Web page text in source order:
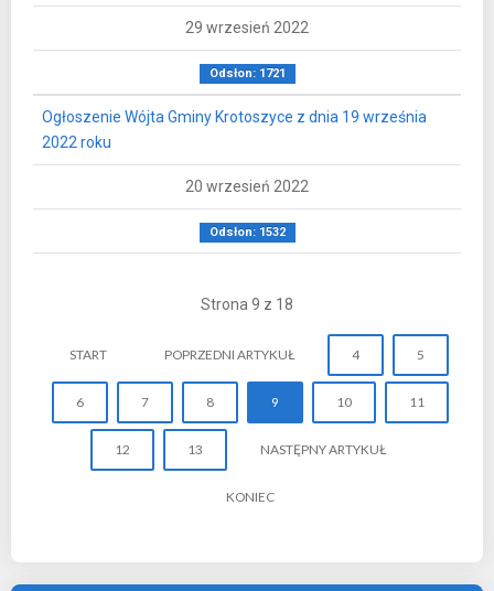
29 wrzesień 2022
Odsłon: 1721
Ogłoszenie Wójta Gminy Krotoszyce z dnia 19 września
2022 roku
20 wrzesień 2022
Odsłon: 1532
Strona 9 z 18
START POPRZEDNI ARTYKUŁ 4 5
6 7 8 9 10 11
12 13 NASTĘPNY ARTYKUŁ
KONIEC